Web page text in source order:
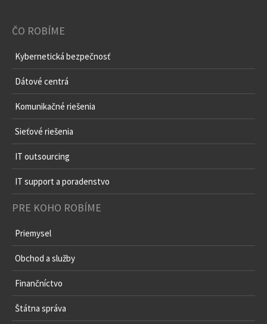
ČO ROBÍME
Kybernetická bezpečnosť
Dátové centrá
Komunikačné riešenia
Sieťové riešenia
IT outsourcing
IT support a poradenstvo
PRE KOHO ROBÍME
Priemysel
Obchod a služby
Finančníctvo
Štátna správa